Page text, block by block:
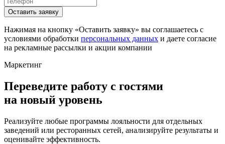
Оставить заявку
Нажимая на кнопку «Оставить заявку» вы соглашаетесь с
условиями обработки персональных данных и даете согласие
на рекламные рассылки и акции компании
Маркетинг
Переведите работу с гостями
на новый уровень
Реализуйте любые программы лояльности для отдельных
заведений или ресторанных сетей, анализируйте результаты и
оценивайте эффективность.